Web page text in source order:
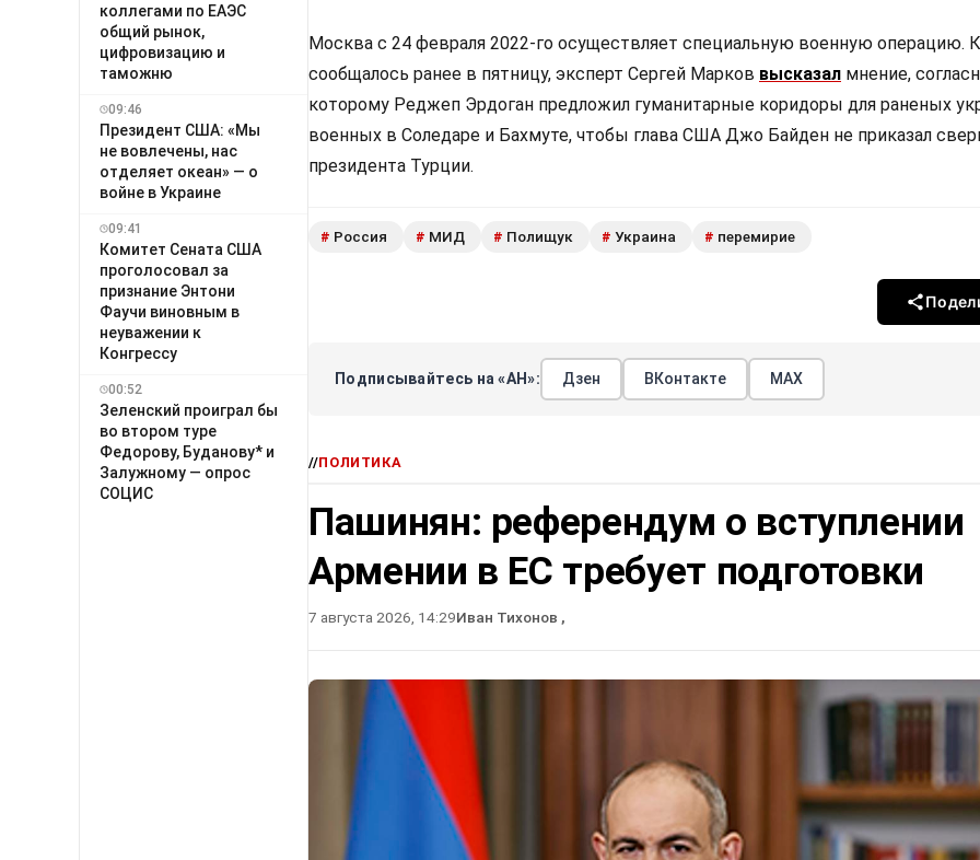
коллегами по ЕАЭС
общий рынок,
цифровизацию и
таможню
09:46
Президент США: «Мы
не вовлечены, нас
отделяет океан» — о
войне в Украине
09:41
Комитет Сената США
проголосовал за
признание Энтони
Фаучи виновным в
неуважении к
Конгрессу
00:52
Зеленский проиграл бы
во втором туре
Федорову, Буданову* и
Залужному — опрос
СОЦИС
Москва с 24 февраля 2022-го осуществляет специальную военную операцию.
сообщалось ранее в пятницу, эксперт Сергей Марков высказал мнение,
которому Реджеп Эрдоган предложил гуманитарные коридоры для раненых
военных в Соледаре и Бахмуте, чтобы глава США Джо Байден не приказал
президента Турции.
# Россия # МИД # Полищук # Украина # перемирие
Подписывайтесь на «АН»: Дзен ВКонтакте МАХ
//ПОЛИТИКА
Пашинян: референдум о вступлении
Армении в ЕС требует подготовки
7 августа 2026, 14:29Иван Тихонов ,